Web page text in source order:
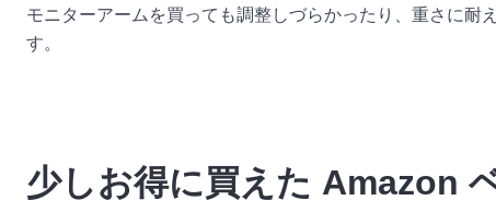
モニターアームを買っても調整しづらかったり、重さに耐
す。
少しお得に買えた Amazon